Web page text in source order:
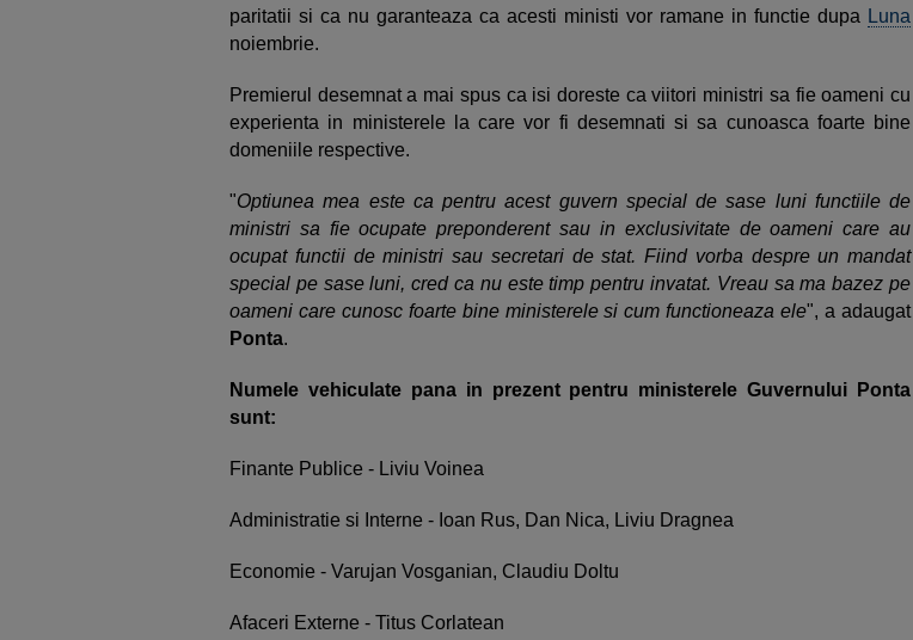
paritatii si ca nu garanteaza ca acesti ministi vor ramane in functie dupa Luna
noiembrie.
Premierul desemnat a mai spus ca isi doreste ca viitori ministri sa fie oameni cu
experienta in ministerele la care vor fi desemnati si sa cunoasca foarte bine
domeniile respective.
"Optiunea mea este ca pentru acest guvern special de sase luni functiile de
ministri sa fie ocupate preponderent sau in exclusivitate de oameni care au
ocupat functii de ministri sau secretari de stat. Fiind vorba despre un mandat
special pe sase luni, cred ca nu este timp pentru invatat. Vreau sa ma bazez pe
oameni care cunosc foarte bine ministerele si cum functioneaza ele", a adaugat
Ponta.
Numele vehiculate pana in prezent pentru ministerele Guvernului Ponta
sunt:
Finante Publice - Liviu Voinea
Administratie si Interne - Ioan Rus, Dan Nica, Liviu Dragnea
Economie - Varujan Vosganian, Claudiu Doltu
Afaceri Externe - Titus Corlatean